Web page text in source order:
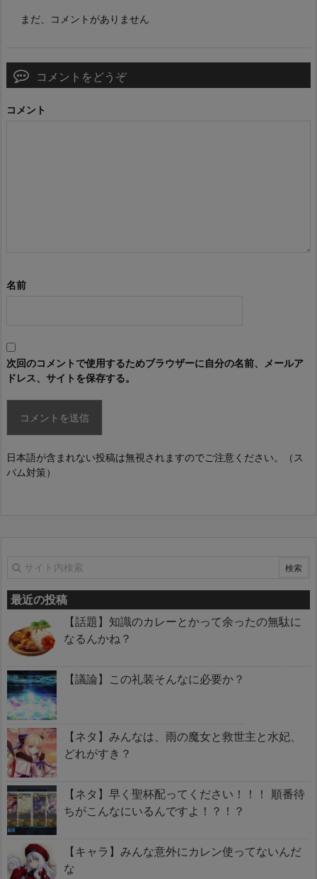
まだ、コメントがありません
コメントをどうぞ
コメント
名前
次回のコメントで使用するためブラウザーに自分の名前、メールア
ドレス、サイトを保存する。
日本語が含まれない投稿は無視されますのでご注意ください。（ス
パム対策）
最近の投稿
【話題】知識のカレーとかって余ったの無駄に
なるんかね？
【議論】この礼装そんなに必要か？
【ネタ】みんなは、雨の魔女と救世主と水妃、
どれがすき？
【ネタ】早く聖杯配ってください！！！ 順番待
ちがこんなにいるんですよ！？！？
【キャラ】みんな意外にカレン使ってないんだ
な